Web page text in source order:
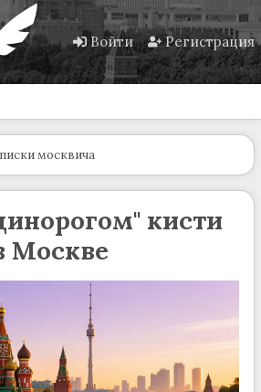
Войти Регистрация
москвича
кисти
Москве